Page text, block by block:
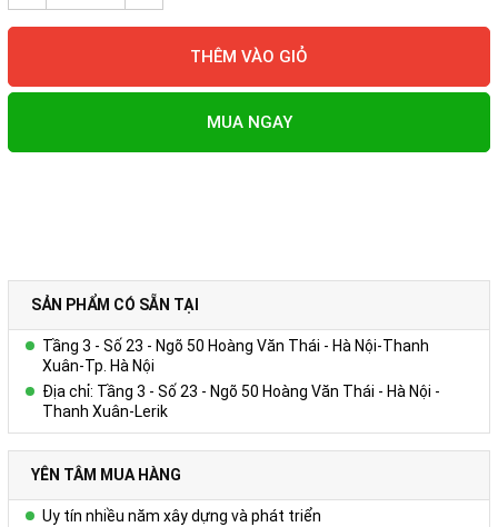
THÊM VÀO GIỎ
MUA NGAY
SẢN PHẨM CÓ SẴN TẠI
Tầng 3 - Số 23 - Ngõ 50 Hoàng Văn Thái - Hà Nội-Thanh
Xuân-Tp. Hà Nội
Địa chỉ: Tầng 3 - Số 23 - Ngõ 50 Hoàng Văn Thái - Hà Nội -
Thanh Xuân-Lerik
YÊN TÂM MUA HÀNG
Uy tín nhiều năm xây dựng và phát triển